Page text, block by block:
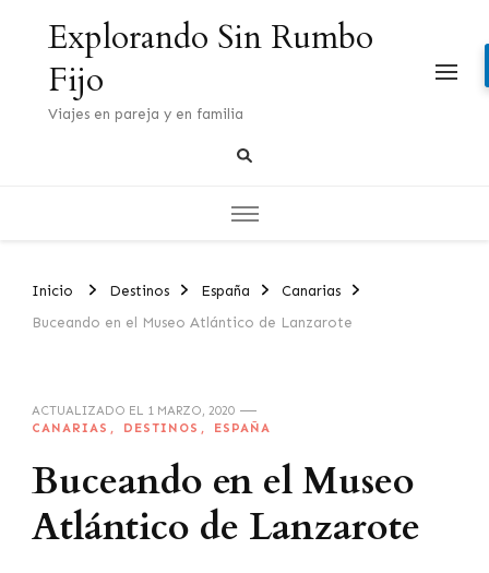
Explorando Sin Rumbo
Fijo
Viajes en pareja y en familia
Inicio Destinos España
Canarias
Buceando en el Museo Atlántico de Lanzarote
ACTUALIZADO EL 1 MARZO, 2020
CANARIAS
DESTINOS ESPAÑA
Buceando en el Museo
Atlántico de Lanzarote